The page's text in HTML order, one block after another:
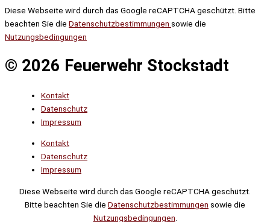
Diese Webseite wird durch das Google reCAPTCHA geschützt. Bitte
beachten Sie die Datenschutzbestimmungen sowie die
Nutzungsbedingungen
© 2026 Feuerwehr Stockstadt
Kontakt
Datenschutz
Impressum
Kontakt
Datenschutz
Impressum
Diese Webseite wird durch das Google reCAPTCHA geschützt.
Bitte beachten Sie die Datenschutzbestimmungen sowie die
Nutzungsbedingungen